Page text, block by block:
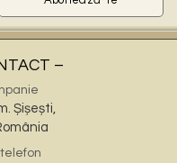
–
Șișești,